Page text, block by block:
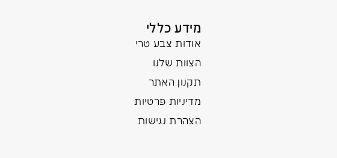
מידע כללי
אודות צבע טרי
הצוות שלנו
תקנון האתר
מדיניות פרטיות
הצהרת נגישות